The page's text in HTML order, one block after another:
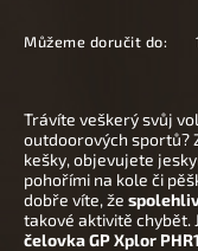
Můžeme doručit do:
Trávíte veškerý svůj
outdoorových sportů?
kešky, objevujete
pohořími na kole či
dobře víte, že
takové aktivitě chybět.
čelovka GP Xplor